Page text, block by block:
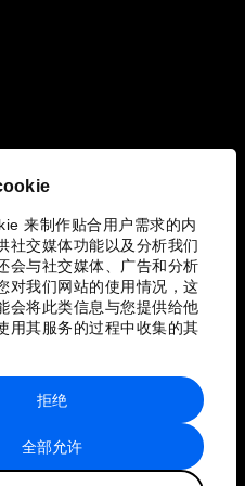
来制作贴合用户需求的内
社交媒体功能以及分析我们
会与社交媒体、广告和分析
对我们网站的使用情况，这
会将此类信息与您提供给他
用其服务的过程中收集的其
全部允许
拒绝